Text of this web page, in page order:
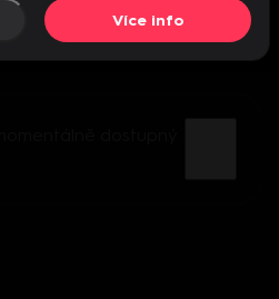
Více info